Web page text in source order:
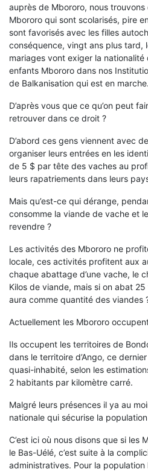
auprès de Mbororo, nous
Mbororo qui sont scolarisés, pire
sont favorisés avec les filles
conséquence, vingt ans plus tard,
mariages vont exiger la
enfants Mbororo dans nos
de Balkanisation qui est en marche.
D’après vous que ce qu’on peut
retrouver dans ce droit ?
D’abord ces gens viennent avec
organiser leurs entrées en les
de 5 $ par tête des vaches au
leurs rapatriements dans leurs
Mais qu’est-ce qui dérange,
consomme la viande de vache et
revendre ?
Les activités des Mbororo ne
locale, ces activités profitent aux
chaque abattage d’une vache, le
Kilos de viande, mais si on abat
aura comme quantité des viandes
Actuellement les Mbororo
Ils occupent les territoires de
dans le territoire d’Ango, ce
quasi-inhabité, selon les
2 habitants par kilomètre carré.
Malgré leurs présences il ya au
nationale qui sécurise la
C’est ici où nous disons que si les
le Bas-Uélé, c’est suite à la
administratives. Pour la